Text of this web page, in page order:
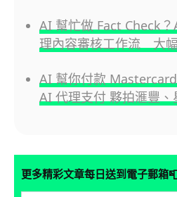
AI 幫忙做 Fact Check
理內容審核工作流 大
AI 幫你付款
AI 代理支付 夥拍滙豐
更多精彩文章每日送到電子郵箱